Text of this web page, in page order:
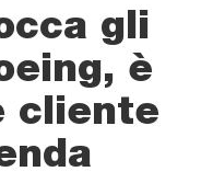
gli
è
cliente